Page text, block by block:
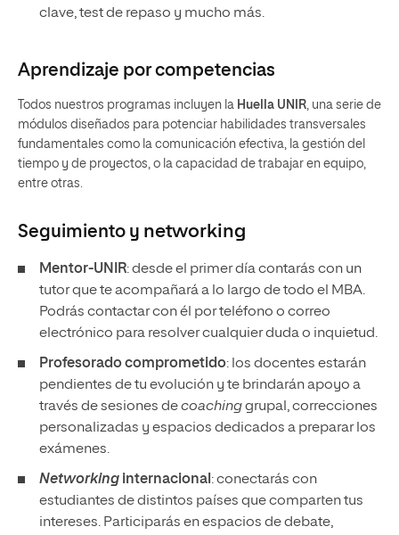
clave, test de repaso y mucho más.
Aprendizaje por competencias
Todos nuestros programas incluyen la Huella UNIR, una serie de
módulos diseñados para potenciar habilidades transversales
fundamentales como la comunicación efectiva, la gestión del
tiempo y de proyectos, o la capacidad de trabajar en equipo,
entre otras.
Seguimiento y networking
Mentor-UNIR: desde el primer día contarás con un
tutor que te acompañará a lo largo de todo el MBA.
Podrás contactar con él por teléfono o correo
electrónico para resolver cualquier duda o inquietud.
Profesorado comprometido: los docentes estarán
pendientes de tu evolución y te brindarán apoyo a
través de sesiones decoachinggrupal, correcciones
personalizadas y espacios dedicados a preparar los
exámenes.
Networking internacional : conectarás con
estudiantes de distintos países que comparten tus
intereses. Participarás en espacios de debate,